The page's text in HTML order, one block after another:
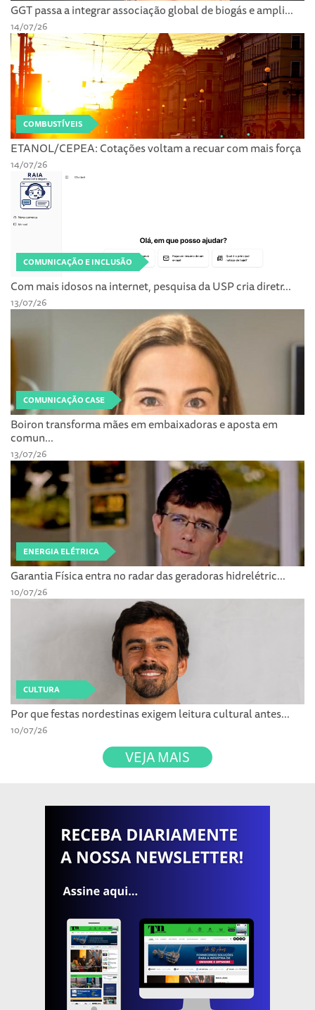
GGT passa a integrar associação global de biogás e ampli...
14/07/26
COMBUSTÍVEIS
ETANOL/CEPEA: Cotações voltam a recuar com mais força
14/07/26
COMUNICAÇÃO E INCLUSÃO
Com mais idosos na internet, pesquisa da USP cria diretr...
13/07/26
COMUNICAÇÃO CASE
Boiron transforma mães em embaixadoras e aposta em
comun...
13/07/26
ENERGIA ELÉTRICA
Garantia Física entra no radar das geradoras hidrelétric...
10/07/26
CULTURA
Por que festas nordestinas exigem leitura cultural antes...
10/07/26
VEJA MAIS